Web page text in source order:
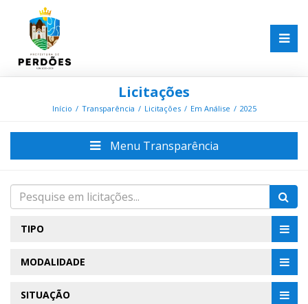
Licitações
Início Transparência Licitações Em Análise 2025
Menu Transparência
TIPO
MODALIDADE
SITUAÇÃO